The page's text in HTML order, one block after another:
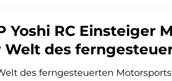
Yoshi RC Einsteiger
Welt des
des ferngesteuerten